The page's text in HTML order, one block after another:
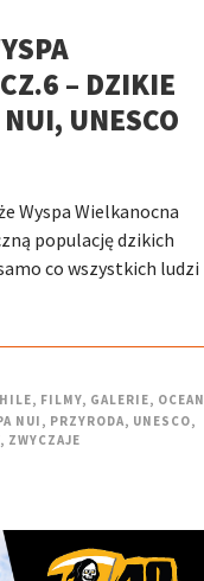
– DZIKIE
UNESCO
Wyspa Wielkanocna
populację dzikich
co wszystkich ludzi
, FILMY, GALERIE, OCEAN
NUI , PRZYRODA, UNESCO,
, ZWYCZAJE